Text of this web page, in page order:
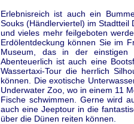
Erlebnisreich ist auch ein
Souks (Händlerviertel) im Stadtteil
und vieles mehr feilgeboten
Erdölentdeckung können Sie im
Museum, das in der einstigen
Abenteuerlich ist auch eine
Wassertaxi-Tour die herrlich
können. Die exotische
Underwater Zoo, wo in einem 11
Fische schwimmen. Gerne wird
auch eine Jeeptour in die
über die Dünen reiten können.